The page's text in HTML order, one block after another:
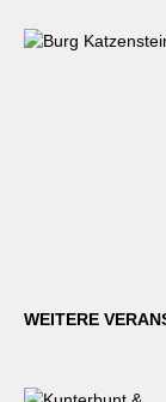
WEITERE